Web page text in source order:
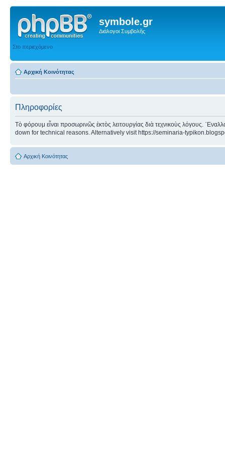
symbole.gr
Διάλογοι Συμβολῆς
Στο περιεχόμενο
Αρχική Κοινότητας
Πληροφορίες
Τὸ φόρουμ εἶναι προσωρινῶς ἐκτὸς λειτουργίας διὰ τεχνικοὺς λόγους.
down for technical reasons. Alternatively visit https://seminaria-
Αρχική Κοινότητας